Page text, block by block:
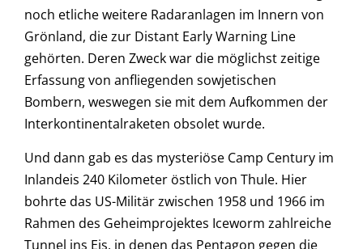
noch etliche weitere Radaranlagen im Innern von
Grönland, die zur Distant Early Warning Line
gehörten. Deren Zweck war die möglichst zeitige
Erfassung von anfliegenden sowjetischen
Bombern, weswegen sie mit dem Aufkommen der
Interkontinentalraketen obsolet wurde.
Und dann gab es das mysteriöse Camp Century im
Inlandeis 240 Kilometer östlich von Thule. Hier
bohrte das US-Militär zwischen 1958 und 1966 im
Rahmen des Geheimprojektes Iceworm zahlreiche
Tunnel ins Eis, in denen das Pentagon gegen die